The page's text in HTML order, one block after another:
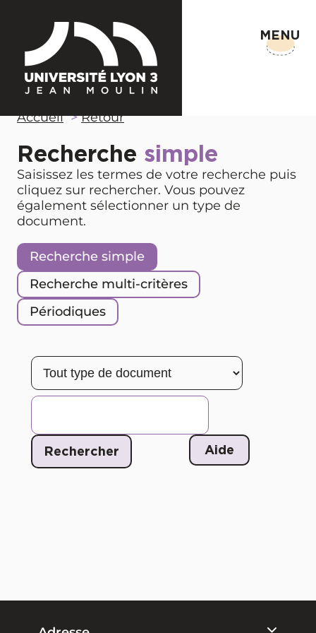
MENU
Accueil Retour
Recherche simple
Saisissez les termes de votre recherche puis
cliquez sur rechercher. Vous pouvez
également sélectionner un type de
document.
Recherche simple
Recherche multi-critères
Périodiques